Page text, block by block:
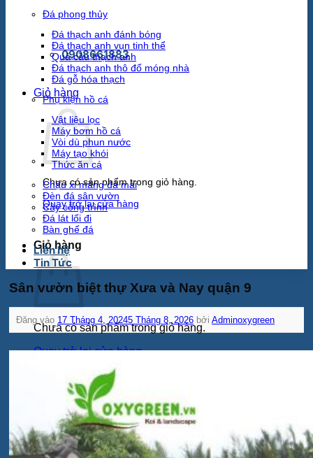
0908661883
Giỏ hàng
Chưa có sản phẩm trong giỏ hàng.
Quay trở lại cửa hàng
Giỏ hàng
Chưa có sản phẩm trong giỏ hàng.
Quay trở lại cửa hàng
Đá phong thủy
Đá thạch anh đánh bóng
Đá thạch anh vụn tinh thể
Quả cầu thạch anh
Đá thạch anh thô đổ móng nhà
Đá gỗ hóa thạch
Phụ kiện hồ cá
Vật liệu lọc
Máy bơm hồ cá
Vòi dù phun nước
Máy tạo khói
Thức ăn cá
Chậu xi măng đá mài
Đèn đá sân vườn
Cây công trình
Đá lát lối đi
Bàn ghế đá
Liên hệ
Tin Tức
Sân vườn biệt thự Xưa và Nay quận 9
Đăng vào 17 Tháng 4, 20245 Tháng 8, 2026 bởi Adminoxygreen